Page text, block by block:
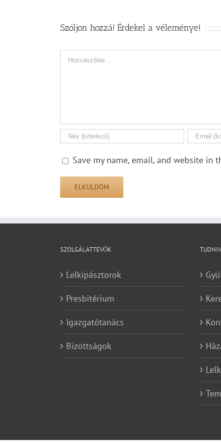
Szóljon hozzá! Érdekel a véleménye!
Hozzászólás
Save my name, email, and website
SZOLGÁLATTEVŐK
Lelkipásztorok
Presbitérium
Igazgatótanács
Bizottságok